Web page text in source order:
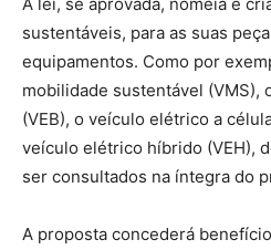
sustentáveis, para as suas
equipamentos. Como por
mobilidade sustentável (VMS),
(VEB), o veículo elétrico a
veículo elétrico híbrido (VEH),
ser consultados na íntegra do
A proposta concederá